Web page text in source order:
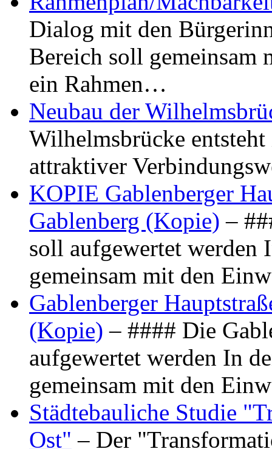
Dialog mit den
Bereich soll gemeinsam
ein Rahmen…
Neubau der
Wilhelmsbrücke
attraktiver
KOPIE Gablenberger
Gablenberg (Kopie) –
soll aufgewertet werden
gemeinsam mit den
Gablenberger
(Kopie) – #### Die
aufgewertet werden In
gemeinsam mit den
Städtebauliche Studie
Ost" – Der